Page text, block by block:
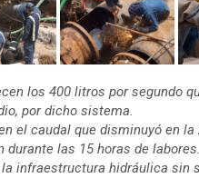
los 400 litros por segundo
por dicho sistema.
el caudal que disminuyó en la
durante las 15 horas de labores.
la infraestructura hidráulica sin